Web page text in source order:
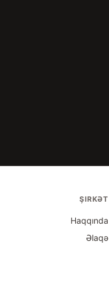
ŞIRKƏT
Haqqında
Əlaqə